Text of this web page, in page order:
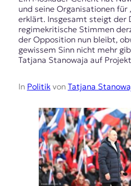
und seine Organisationen für
erklärt. Insgesamt steigt der
regimekritische Stimmen
der Opposition nun bleibt,
gewissem Sinn nicht mehr
Tatjana Stanowaja auf
In Politikvon Tatjana